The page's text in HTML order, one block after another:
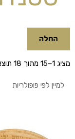
החלה
מציג 1–15 מתוך 18 תוצאות